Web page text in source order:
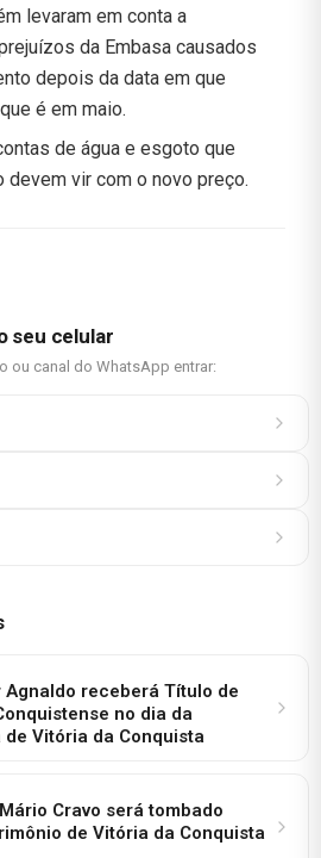
levaram em conta a
da Embasa causados
depois da data em que
é em maio.
de água e esgoto que
devem vir com o novo preço.
seu celular
ou canal do WhatsApp entrar:
Agnaldo receberá Título de
no dia da
Vitória da Conquista
Cravo será tombado
de Vitória da Conquista